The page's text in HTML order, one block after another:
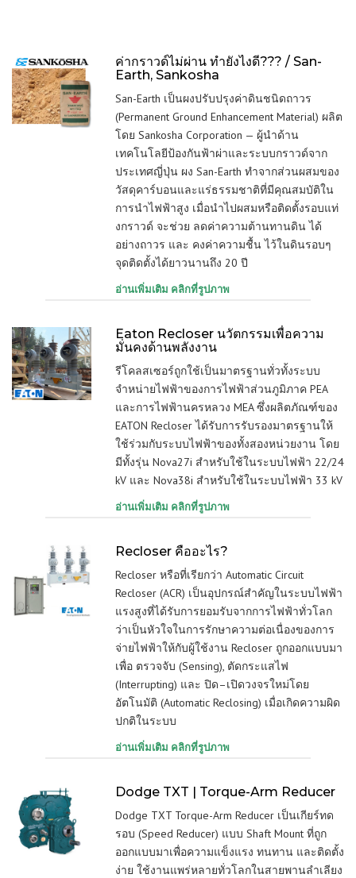
ค่ากราวด์ไม่ผ่าน ทำยังไงดี??? / San-
Earth, Sankosha
San-Earth เป็นผงปรับปรุงค่าดินชนิดถาวร
(Permanent Ground Enhancement Material) ผลิต
โดย Sankosha Corporation — ผู้นำด้าน
เทคโนโลยีป้องกันฟ้าผ่าและระบบกราวด์จาก
ประเทศญี่ปุ่น ผง San-Earth ทำจากส่วนผสมของ
วัสดุคาร์บอนและแร่ธรรมชาติที่มีคุณสมบัติใน
การนำไฟฟ้าสูง เมื่อนำไปผสมหรือติดตั้งรอบแท่
งกราวด์ จะช่วย ลดค่าความต้านทานดิน ได้
อย่างถาวร และ คงค่าความชื้น ไว้ในดินรอบๆ
จุดติดตั้งได้ยาวนานถึง 20 ปี
อ่านเพิ่มเติม คลิกที่รูปภาพ
Eaton Recloser นวัตกรรมเพื่อความ
มั่นคงด้านพลังงาน
รีโคลสเซอร์ถูกใช้เป็นมาตรฐานทั่วทั้งระบบ
จำหน่ายไฟฟ้าของการไฟฟ้าส่วนภูมิภาค PEA
และการไฟฟ้านครหลวง MEA ซึ่งผลิตภัณฑ์ของ
EATON Recloser ได้รับการรับรองมาตรฐานให้
ใช้ร่วมกับระบบไฟฟ้าของทั้งสองหน่วยงาน โดย
มีทั้งรุ่น Nova27i สำหรับใช้ในระบบไฟฟ้า 22/24
kV และ Nova38i สำหรับใช้ในระบบไฟฟ้า 33 kV
อ่านเพิ่มเติม คลิกที่รูปภาพ
Recloser คืออะไร?
Recloser หรือที่เรียกว่า Automatic Circuit
Recloser (ACR) เป็นอุปกรณ์สำคัญในระบบไฟฟ้า
แรงสูงที่ได้รับการยอมรับจากการไฟฟ้าทั่วโลก
ว่าเป็นหัวใจในการรักษาความต่อเนื่องของการ
จ่ายไฟฟ้าให้กับผู้ใช้งาน Recloser ถูกออกแบบมา
เพื่อ ตรวจจับ (Sensing), ตัดกระแสไฟ
(Interrupting) และ ปิด–เปิดวงจรใหม่โดย
อัตโนมัติ (Automatic Reclosing) เมื่อเกิดความผิด
ปกติในระบบ
อ่านเพิ่มเติม คลิกที่รูปภาพ
Dodge TXT | Torque-Arm Reducer
Dodge TXT Torque-Arm Reducer เป็นเกียร์ทด
รอบ (Speed Reducer) แบบ Shaft Mount ที่ถูก
ออกแบบมาเพื่อความแข็งแรง ทนทาน และติดตั้ง
ง่าย ใช้งานแพร่หลายทั่วโลกในสายพานลำเลียง